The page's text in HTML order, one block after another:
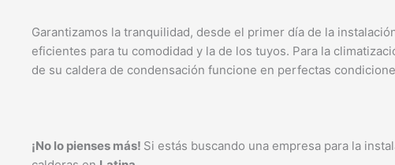
Garantizamos la tranquilidad, desde el primer día de la
eficientes para tu comodidad y la de los tuyos. Para la
de su caldera de condensación funcione en perfectas
¡No lo pienses más! Si estás buscando una empresa para la